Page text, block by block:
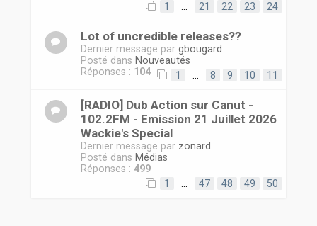
1
21 22 23 24
Lot of uncredible releases??
Dernier message par gbougard
Posté dans Nouveautés
Réponses : 104 1 8 9 10 11
[RADIO] Dub Action sur Canut -
102.2FM - Emission 21 Juillet 2026
Wackie's Special
Dernier message par zonard
Posté dans Médias
Réponses : 499
1
47 48 49 50